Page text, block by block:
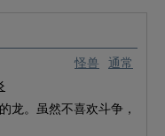
怪兽 通常
龙。虽然不喜欢斗争，